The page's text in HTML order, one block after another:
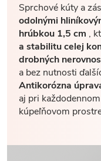
Sprchové kúty a
odolnými
hrúbkou 1,5 cm ,
a stabilitu celej
drobných
a bez nutnosti
Antikorózna
aj pri
kúpeľňovom